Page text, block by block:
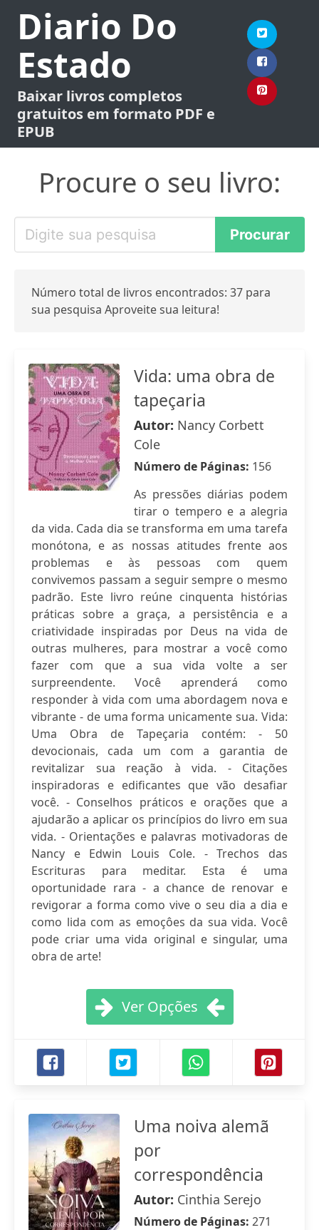
Diario Do
Estado
Baixar livros completos
gratuitos em formato PDF e
EPUB
Procure o seu livro:
Número total de livros encontrados: 37 para
sua pesquisa Aproveite sua leitura!
Vida: uma obra de
tapeçaria
Autor: Nancy Corbett
Cole
Número de Páginas: 156
As pressões diárias podem
tirar o tempero e a alegria
da vida. Cada dia se transforma em uma tarefa
monótona, e as nossas atitudes frente aos
problemas e às pessoas com quem
convivemos passam a seguir sempre o mesmo
padrão. Este livro reúne cinquenta histórias
práticas sobre a graça, a persistência e a
criatividade inspiradas por Deus na vida de
outras mulheres, para mostrar a você como
fazer com que a sua vida volte a ser
surpreendente. Você aprenderá como
responder à vida com uma abordagem nova e
vibrante - de uma forma unicamente sua. Vida:
Uma Obra de Tapeçaria contém: - 50
devocionais, cada um com a garantia de
revitalizar sua reação à vida. - Citações
inspiradoras e edificantes que vão desafiar
você. - Conselhos práticos e orações que a
ajudarão a aplicar os princípios do livro em sua
vida. - Orientações e palavras motivadoras de
Nancy e Edwin Louis Cole. - Trechos das
Escrituras para meditar. Esta é uma
oportunidade rara - a chance de renovar e
revigorar a forma como vive o seu dia a dia e
como lida com as emoçôes da sua vida. Você
pode criar uma vida original e singular, uma
obra de arte!
Ver Opções
Uma noiva alemã
por
correspondência
Autor: Cinthia Serejo
Número de Páginas: 271